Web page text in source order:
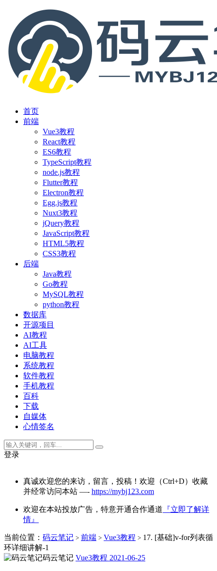
首页
前端
Vue3教程
React教程
ES6教程
TypeScript教程
node.js教程
Flutter教程
Electron教程
Egg.js教程
Nuxt3教程
jQuery教程
JavaScript教程
HTML5教程
CSS3教程
后端
Java教程
Go教程
MySQL教程
python教程
数据库
开源项目
AI教程
AI工具
电脑教程
系统教程
软件教程
手机教程
百科
下载
自媒体
心情签名
登录
真诚欢迎您的来访，留言，投稿！欢迎（Ctrl+D）收藏
并经常访问本站 —- https://mybj123.com
欢迎在本站投放广告，特意开通合作通道 『立即了解详
情』
当前位置： 码云笔记 > 前端 > Vue3教程 > 17. [基础]v-for列表循
环详细讲解-1
码云笔记 Vue3教程 2021-06-25